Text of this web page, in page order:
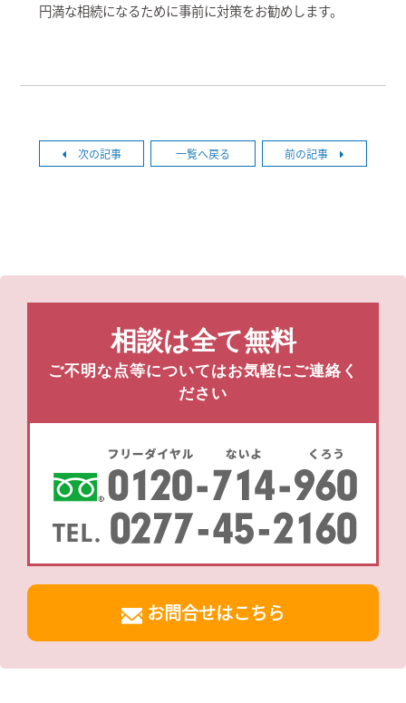
円満な相続になるために事前に対策をお勧めします。
次の記事 一覧へ戻る 前の記事
相談は全て無料
ご不明な点等についてはお気軽にご連絡く
ださい
お問合せはこちら